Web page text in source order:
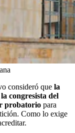
consideró que la
congresista del
probatorio para
Como lo exige